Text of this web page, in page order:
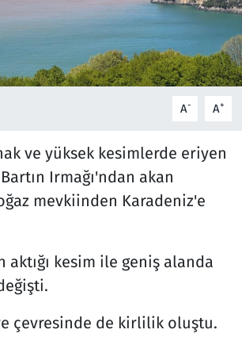
A- A+
ve yüksek kesimlerde eriyen
Irmağı'ndan akan
mevkiinden Karadeniz'e
aktığı kesim ile geniş alanda
çevresinde de kirlilik oluştu.
Bilim